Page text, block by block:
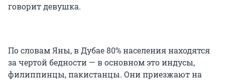
говорит девушка.
По словам Яны, в Дубае 80% населения находятся
за чертой бедности — в основном это индусы,
филиппинцы, пакистанцы. Они приезжают на